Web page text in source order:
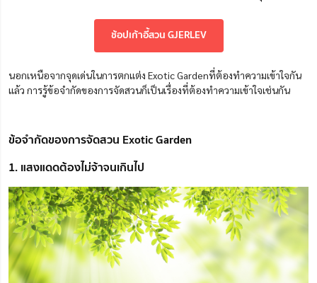
ช้อปเก้าอี้สวน GJERLEV
นอกเหนือจากจุดเด่นในการตกแต่ง Exotic Gardenที่ต้องทำความเข้าใจกัน
แล้ว การรู้ข้อจำกัดของการจัดสวนก็เป็นเรื่องที่ต้องทำความเข้าใจเช่นกัน
ข้อจำกัดของการจัดสวน Exotic Garden
1. แสงแดดต้องไม่จ้าจนเกินไป